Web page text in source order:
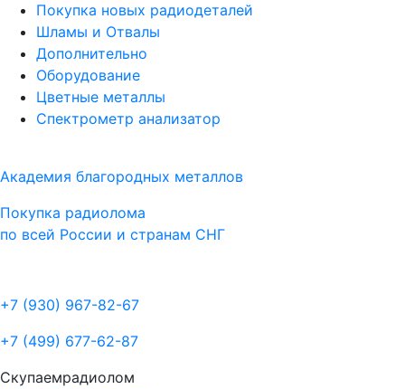
Покупка новых радиодеталей
Шламы и Отвалы
Дополнительно
Оборудование
Цветные металлы
Спектрометр анализатор
Академия благородных металлов
Покупка радиолома
по всей России и странам СНГ
+7 (930) 967-82-67
+7 (499) 677-62-87
Скупаемрадиолом